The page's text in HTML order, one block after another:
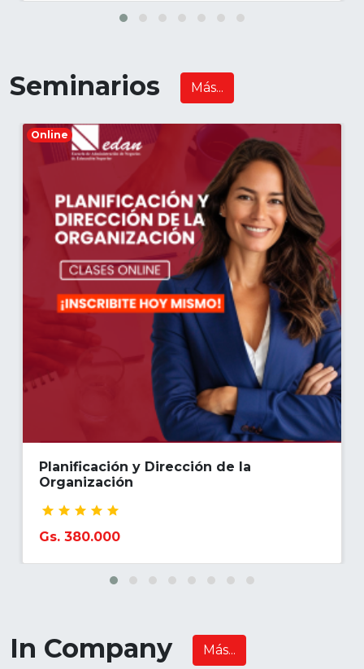
Seminarios Más...
Online
Planificación y Dirección de la
Organización
Gs. 380.000
Objetivo general:
Desarrollar competencias parauna
gestión eficaz,fortaleciendo habilidades
enplanificación, dirección,liderazgo y
motivación, conherramientas para la
toma dedecisiones y la optimización
deldesempeño organizacional.
In Company Más...